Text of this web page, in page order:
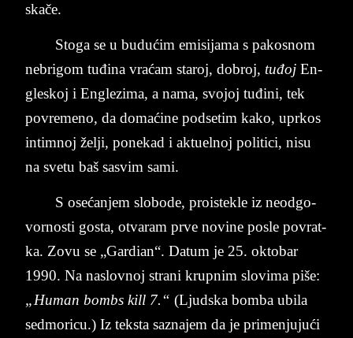
skače.
Sto­ga se u budućim emi­si­ja­ma s pa­ko­snom
ne­bri­gom tuđina vraćam sta­roj, do­broj, tuđoj En­
gle­skoj i En­gle­zi­ma, a nama, svo­joj tuđini, tek
po­vre­me­no, da domaćine pod­se­tim kako, upr­kos
in­ti­mn­oj želji, po­ne­kad i ak­tu­el­noj po­li­tici, nisu
na sve­tu baš sa­svim sami.
S osećanjem slo­bo­de, pro­is­te­kle iz ne­od­go­
vor­no­sti go­sta, otva­ram prve no­vi­ne po­sle po­vrat­
ka. Zovu se „Gar­di­an“. Da­tum je 25. ok­to­bar
1990. Na na­slov­noj stra­ni krup­nim slo­vi­ma piše:
„Hu­man bombs kill 7.“ (Ljud­ska bom­ba ubi­la
sed­mo­ri­cu.) Iz tek­sta sa­zna­jem da je primen­ju­jući